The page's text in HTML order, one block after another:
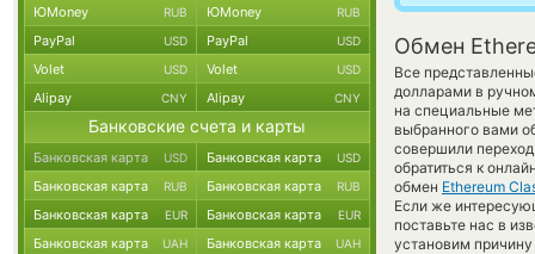
Обмен
Все
долларами в
на специальные
выбранного вами
совершили
обратиться к
обмен Ethereum
Если же
поставьте нас в
установим
ЮMoney RUB ЮMoney RUB
PayPal USD PayPal USD
Volet USD Volet USD
Alipay CNY Alipay CNY
Банковские счета и карты
Банковская карта USD Банковская карта USD
Банковская карта RUB Банковская карта RUB
Банковская карта EUR Банковская карта EUR
Банковская карта UAH Банковская карта UAH